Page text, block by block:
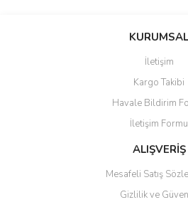
Bu ürüne ilk yorumu
Ürün resmi kalitesiz, bozuk veya
Ürün açıklamasında eksik bilgiler
Ürün bilgilerinde hatalar bulunuyor.
Ürün fiyatı diğer sitelerden daha
Ürün hakkında henüz soru
Soru Sor
KURUMSAL
İletişim
Kargo Takibi
Havale Bildirim
İletişim Formu
ALIŞVERİŞ
Mesafeli Satış
Gizlilik ve